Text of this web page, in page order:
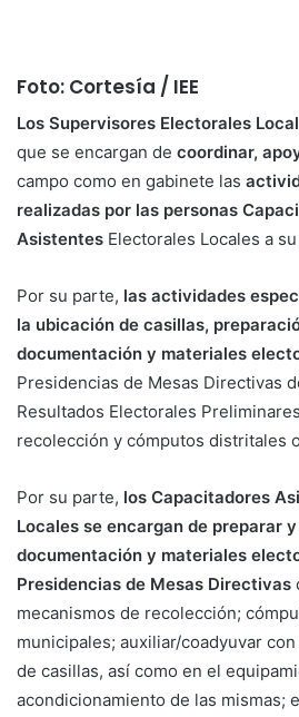
Foto: Cortesía / IEE
Los Supervisores Electorales
que se encargan de coordinar,
campo como en gabinete las
realizadas por las personas
Asistentes Electorales Locales a
Por su parte, las actividades
la ubicación de casillas,
documentación y materiales
Presidencias de Mesas Directivas
Resultados Electorales
recolección y cómputos distritales
Por su parte, los Capacitadores
Locales se encargan de preparar
documentación y materiales
Presidencias de Mesas Directivas
mecanismos de recolección;
municipales; auxiliar/coadyuvar
de casillas, así como en el
acondicionamiento de las mismas;